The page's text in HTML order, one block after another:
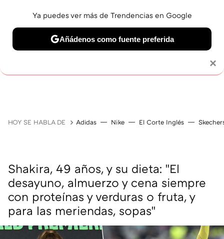
HOY SE HABLA DE Adidas Nike El Corte Inglés
Shakira, 49 años, y su dieta: "El
desayuno, almuerzo y cena siempre
con proteínas y verduras o fruta, y
para las meriendas, sopas"
×
Ya puedes ver más de Trendencias en Google
Añádenos como fuente preferida